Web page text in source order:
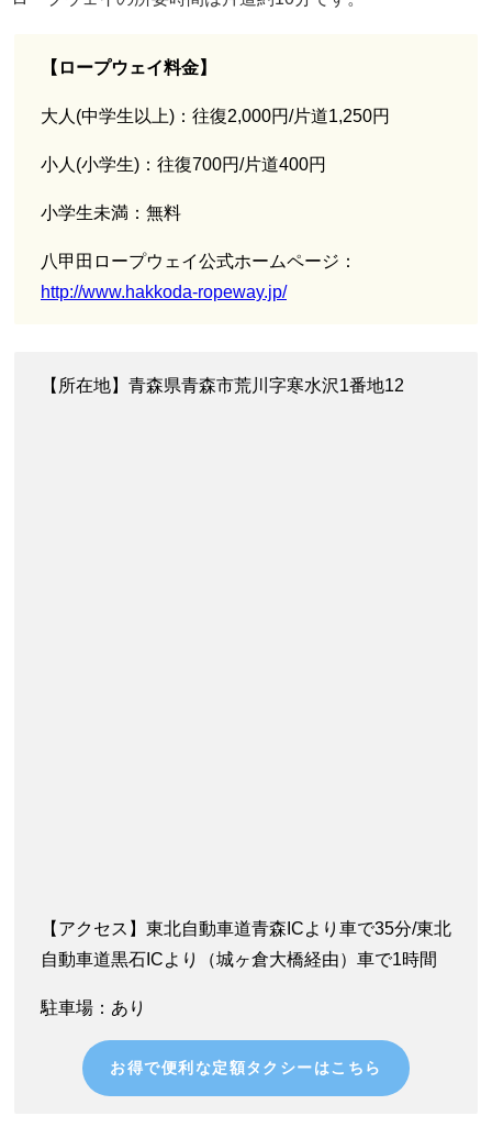
【ロープウェイ料金】
大人(中学生以上)：往復2,000円/片道1,250円
小人(小学生)：往復700円/片道400円
小学生未満：無料
八甲田ロープウェイ公式ホームページ：
http://www.hakkoda-ropeway.jp/
【所在地】青森県青森市荒川字寒水沢1番地12
【アクセス】東北自動車道青森ICより車で35分/東北
自動車道黒石ICより（城ヶ倉大橋経由）車で1時間
駐車場：あり
お得で便利な定額タクシーはこちら